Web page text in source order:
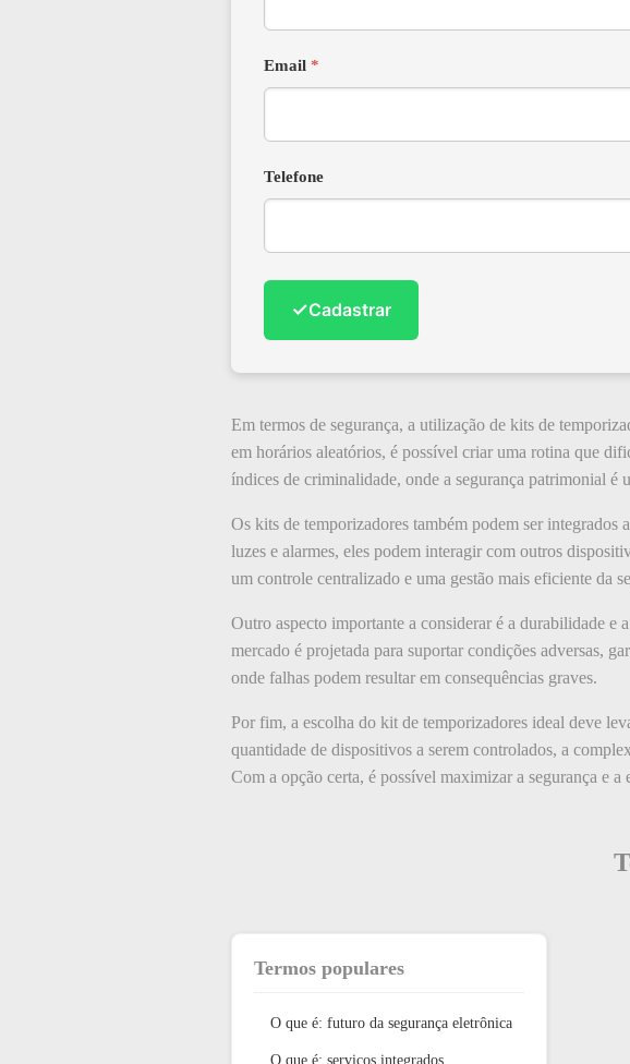
Email *
Telefone
✓Cadastrar
Em termos de segurança, a utilização de kits de
em horários aleatórios, é possível criar uma rotina que
índices de criminalidade, onde a segurança patrimonial é
Os kits de temporizadores também podem ser
luzes e alarmes, eles podem interagir com outros
um controle centralizado e uma gestão mais eficiente da
Outro aspecto importante a considerar é a durabilidade
mercado é projetada para suportar condições adversas,
onde falhas podem resultar em consequências graves.
Por fim, a escolha do kit de temporizadores ideal deve
quantidade de dispositivos a serem controlados, a
Com a opção certa, é possível maximizar a segurança e
Termos populares
O que é: futuro da segurança eletrônica
O que é: serviços integrados